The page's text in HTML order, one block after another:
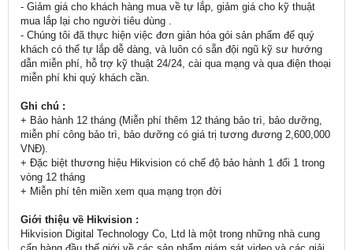
- Giảm giá cho khách hàng mua về tự lắp, giảm giá cho kỹ thuật
mua lắp lại cho người tiêu dùng .
- Chúng tôi đã thực hiện việc đơn giản hóa gói sản phẩm để quý
khách có thể tự lắp dễ dàng, và luôn có sẵn đội ngũ kỹ sư hướng
dẫn miễn phí, hỗ trợ kỹ thuật 24/24, cài qua mạng và qua điện thoại
miễn phí khi quý khách cần.
Ghi chú :
+ Bảo hành 12 tháng (Miễn phí thêm 12 tháng bảo trì, bảo dưỡng,
miễn phí công bảo trì, bảo dưỡng có giá trị tương đương 2,600,000
VNĐ).
+ Đặc biệt thương hiệu Hikvision có chế độ bảo hành 1 đổi 1 trong
vòng 12 tháng
+ Miễn phí tên miền xem qua mạng trọn đời
Giới thiệu về Hikvision :
Hikvision Digital Technology Co, Ltd là một trong những nhà cung